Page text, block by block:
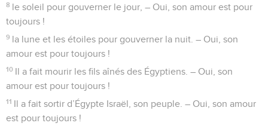
21 Depuis Jérusalem, remerciez le SEIGNEUR qui habite sur
la montagne de Sion ! Chantez la louange du SEIGNEUR !
© Société biblique française – Bibli’O, 2000, avec autorisation. Pour vous procurer
une Bible imprimée, rendez-vous sur www.editionsbiblio.fr
Psaumes 136